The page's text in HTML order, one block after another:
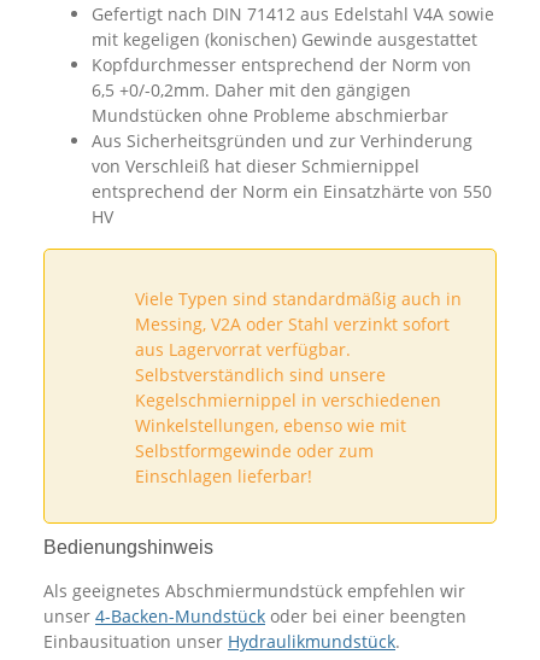
Gefertigt nach DIN 71412 aus Edelstahl V4A sowie
mit kegeligen (konischen) Gewinde ausgestattet
Kopfdurchmesser entsprechend der Norm von
6,5 +0/-0,2mm. Daher mit den gängigen
Mundstücken ohne Probleme abschmierbar
Aus Sicherheitsgründen und zur Verhinderung
von Verschleiß hat dieser Schmiernippel
entsprechend der Norm ein Einsatzhärte von 550
HV
Viele Typen sind standardmäßig auch in
Messing, V2A oder Stahl verzinkt sofort
aus Lagervorrat verfügbar.
Selbstverständlich sind unsere
Kegelschmiernippel in verschiedenen
Winkelstellungen, ebenso wie mit
Selbstformgewinde oder zum
Einschlagen lieferbar!
Bedienungshinweis
Als geeignetes Abschmiermundstück empfehlen wir
unser 4-Backen-Mundstück oder bei einer beengten
Einbausituation unser Hydraulikmundstück.